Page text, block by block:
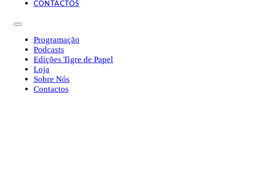
CONTACTOS
Programação
Podcasts
Edições Tigre de Papel
Loja
Sobre Nós
Contactos